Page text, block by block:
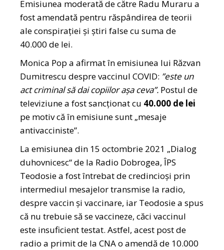
Emisiunea moderată de către Radu Muraru a
fost amendată pentru răspândirea de teorii
ale conspirației și știri false cu suma de
40.000 de lei.
Monica Pop a afirmat în emisiunea lui Răzvan
Dumitrescu despre vaccinul COVID: ”este un
act criminal să dai copiilor așa ceva”. Postul de
televiziune a fost sancționat cu 40.000 de lei
pe motiv că în emisiune sunt „mesaje
antivacciniste”.
La emisiunea din 15 octombrie 2021 „Dialog
duhovnicesc“ de la Radio Dobrogea, ÎPS
Teodosie a fost întrebat de credincioşi prin
intermediul mesajelor transmise la radio,
despre vaccin și vaccinare, iar Teodosie a spus
că nu trebuie să se vaccineze, căci vaccinul
este insuficient testat. Astfel, acest post de
radio a primit de la CNA o amendă de 10.000